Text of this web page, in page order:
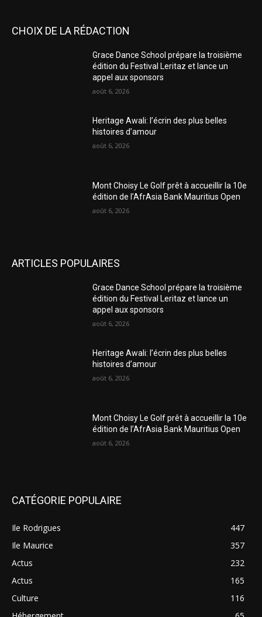
CHOIX DE LA RÉDACTION
Grace Dance School prépare la troisième
édition du Festival Leritaz et lance un
appel aux sponsors
août 6, 2026
Heritage Awali: l’écrin des plus belles
histoires d’amour
août 6, 2026
Mont Choisy Le Golf prêt à accueillir la 10e
édition de l’AfrAsia Bank Mauritius Open
août 6, 2026
ARTICLES POPULAIRES
Grace Dance School prépare la troisième
édition du Festival Leritaz et lance un
appel aux sponsors
août 6, 2026
Heritage Awali: l’écrin des plus belles
histoires d’amour
août 6, 2026
Mont Choisy Le Golf prêt à accueillir la 10e
édition de l’AfrAsia Bank Mauritius Open
août 6, 2026
CATÉGORIE POPULAIRE
Ile Rodrigues
447
Ile Maurice
357
Actus
232
Actus
165
Culture
116